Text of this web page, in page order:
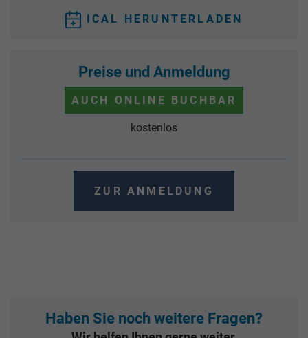
ICAL HERUNTERLADEN
Preise und Anmeldung
AUCH ONLINE BUCHBAR
kostenlos
ZUR ANMELDUNG
Haben Sie noch weitere Fragen?